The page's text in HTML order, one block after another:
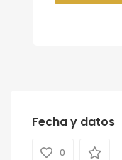
Fecha y datos
0